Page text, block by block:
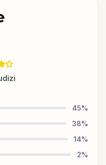
45%
38%
14%
2%